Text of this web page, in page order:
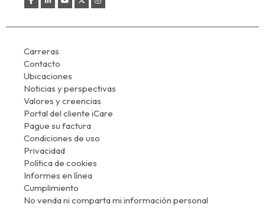
Carreras
Contacto
Ubicaciones
Noticias y perspectivas
Valores y creencias
Portal del cliente iCare
Pague su factura
Condiciones de uso
Privacidad
Política de cookies
Informes en línea
Cumplimiento
No venda ni comparta mi información personal